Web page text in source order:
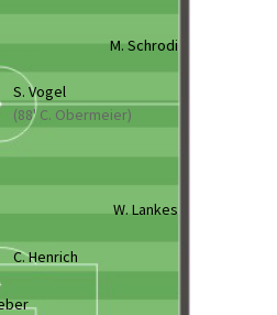
M. Schrodi
S. Vogel
(88' C. Obermeier)
W. Lankes
C. Henrich